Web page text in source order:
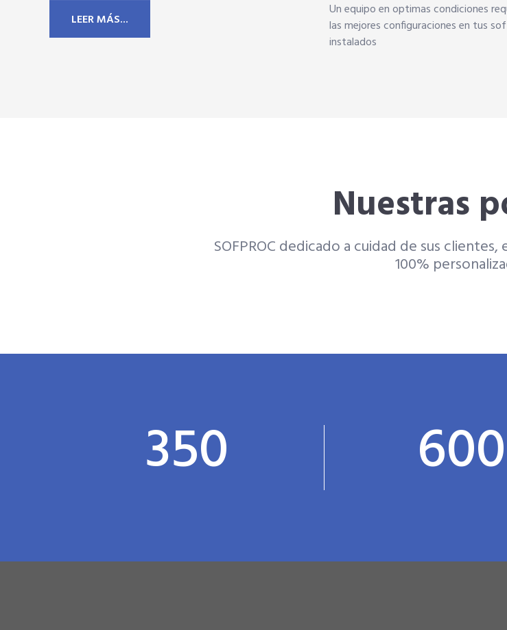
LEER MÁS...
Un equipo en optimas condiciones
las mejores configuraciones en tus
instalados
Nuestras
SOFPROC dedicado a cuidad de sus
100%
350 600